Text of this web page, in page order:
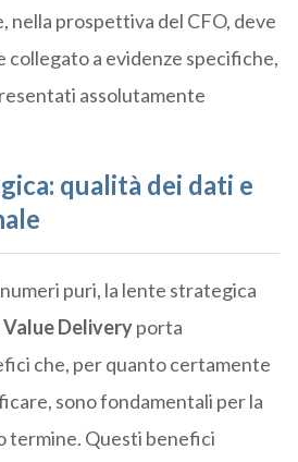
nella prospettiva del CFO, deve
collegato a evidenze specifiche,
assolutamente
qualità dei dati e
puri, la lente strategica
Deliveryporta
che, per quanto certamente
sono fondamentali per la
termine. Questi benefici